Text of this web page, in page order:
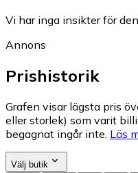
Vi har inga insikter för
Annons
Prishistorik
Grafen visar lägsta pris
eller storlek) som varit
begagnat ingår inte. Läs
Välj butik